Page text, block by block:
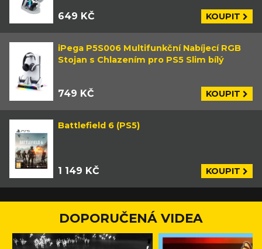
649 KČ KOUPIT
iPega P5S006 Multifunkční Nabíjecí RGB
Stojan s Chlazením pro PS5 Slim bílý
749 KČ KOUPIT
Battlefield 6 (PS5)
1 149 KČ KOUPIT
DOPORUČENÁ VIDEA